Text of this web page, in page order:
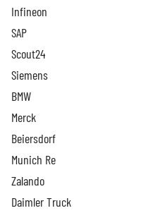
Infineon
SAP
Scout24
Siemens
BMW
Merck
Beiersdorf
Munich Re
Zalando
Daimler Truck